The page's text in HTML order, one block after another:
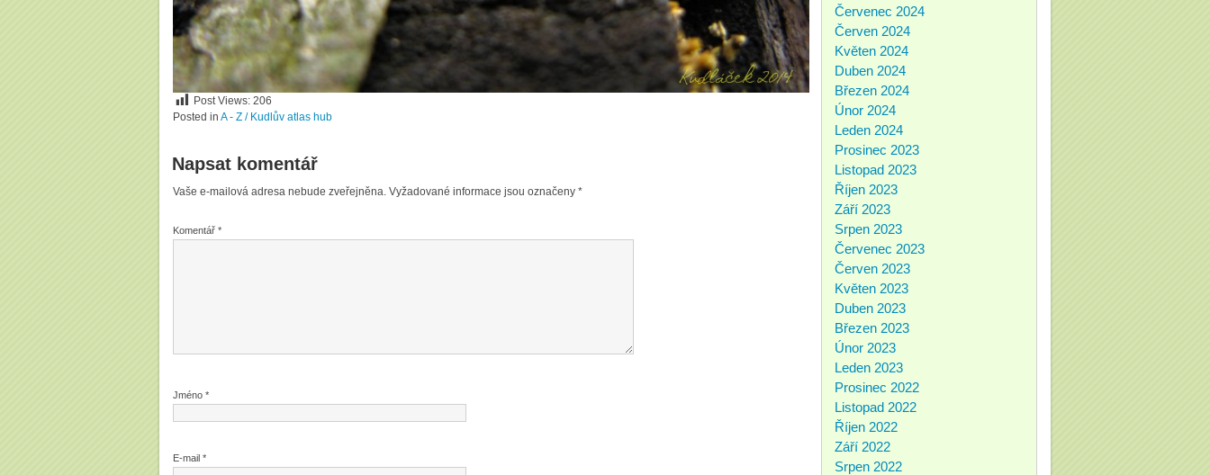
Post Views: 206
Posted in A - Z / Kudlův atlas hub
Napsat komentář
Vaše e-mailová adresa nebude zveřejněna. Vyžadované informace jsou označeny *
Komentář *
Jméno *
E-mail *
Červenec 2024
Červen 2024
Květen 2024
Duben 2024
Březen 2024
Únor 2024
Leden 2024
Prosinec 2023
Listopad 2023
Říjen 2023
Září 2023
Srpen 2023
Červenec 2023
Červen 2023
Květen 2023
Duben 2023
Březen 2023
Únor 2023
Leden 2023
Prosinec 2022
Listopad 2022
Říjen 2022
Září 2022
Srpen 2022